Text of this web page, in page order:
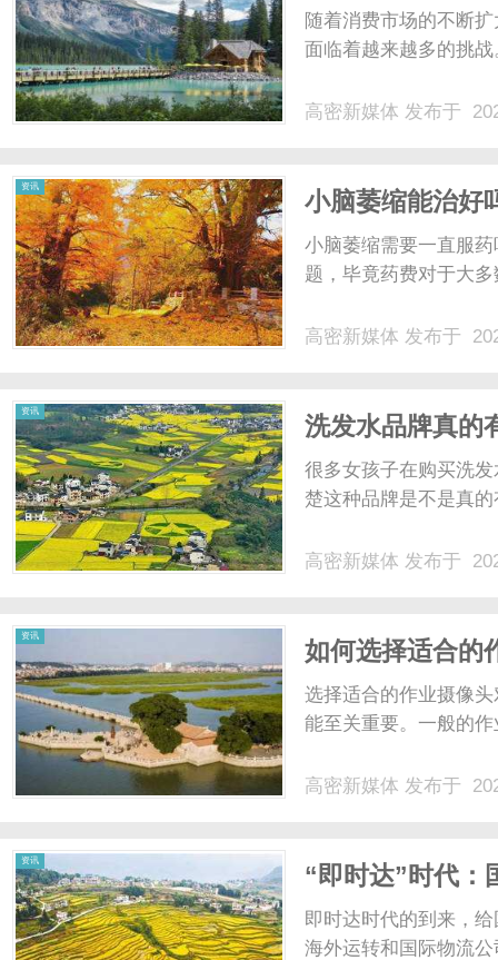
随着消费市场的不断
面临着越来越多的挑
高密新媒体 发布于
资讯
小脑萎缩能治好
吗？
小脑萎缩需要一直服
题，毕竟药费对于大
高密新媒体 发布于
资讯
洗发水品牌真的
很多女孩子在购买洗
楚这种品牌是不是真
高密新媒体 发布于
资讯
如何选择适合的
选择适合的作业摄像
能至关重要。一般的
高密新媒体 发布于
资讯
“即时达”时代：
即时达时代的到来，
海外运转和国际物流